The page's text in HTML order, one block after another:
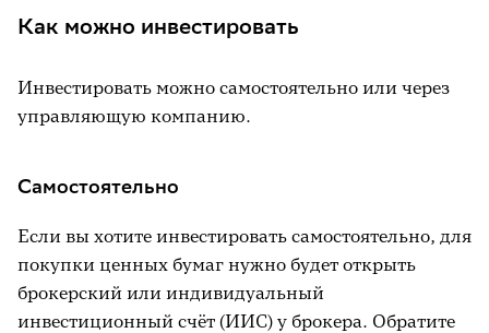
Как можно инвестировать
Инвестировать можно самостоятельно или через
управляющую компанию.
Самостоятельно
Если вы хотите инвестировать самостоятельно, для
покупки ценных бумаг нужно будет открыть
брокерский или индивидуальный
инвестиционный счёт (ИИС) у брокера. Обратите